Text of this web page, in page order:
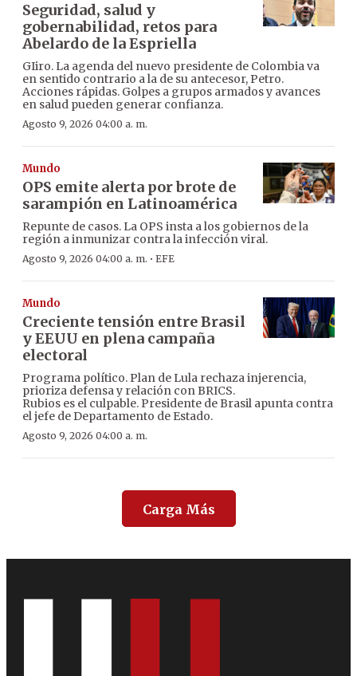
Seguridad, salud y
gobernabilidad, retos para
Abelardo de la Espriella
GIiro. La agenda del nuevo presidente de Colombia va
en sentido contrario a la de su antecesor, Petro.
Acciones rápidas. Golpes a grupos armados y avances
en salud pueden generar confianza.
Agosto 9, 2026 04:00 a. m.
Mundo
OPS emite alerta por brote de
sarampión en Latinoamérica
Repunte de casos. La OPS insta a los gobiernos de la
región a inmunizar contra la infección viral.
Agosto 9, 2026 04:00 a. m. · EFE
Mundo
Creciente tensión entre Brasil
y EEUU en plena campaña
electoral
Programa político. Plan de Lula rechaza injerencia,
prioriza defensa y relación con BRICS.
Rubios es el culpable. Presidente de Brasil apunta contra
el jefe de Departamento de Estado.
Agosto 9, 2026 04:00 a. m.
Carga Más